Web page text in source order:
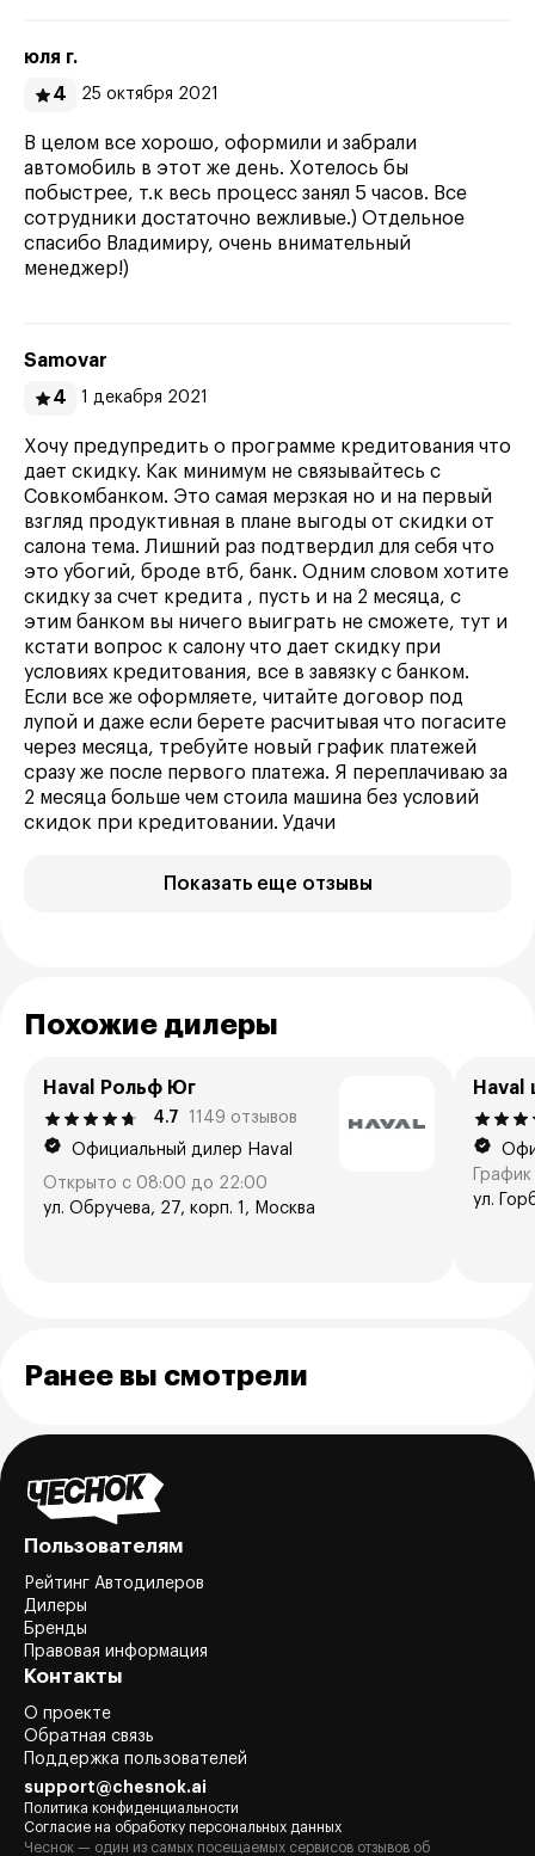
юля г.
4
25 октября 2021
В целом все хорошо, оформили и забрали
автомобиль в этот же день. Хотелось бы
побыстрее, т.к весь процесс занял 5 часов. Все
сотрудники достаточно вежливые.) Отдельное
спасибо Владимиру, очень внимательный
менеджер!)
Samovar
4
1 декабря 2021
Хочу предупредить о программе кредитования что
дает скидку. Как минимум не связывайтесь с
Совкомбанком. Это самая мерзкая но и на первый
взгляд продуктивная в плане выгоды от скидки от
салона тема. Лишний раз подтвердил для себя что
это убогий, броде втб, банк. Одним словом хотите
скидку за счет кредита , пусть и на 2 месяца, с
этим банком вы ничего выиграть не сможете, тут и
кстати вопрос к салону что дает скидку при
условиях кредитования, все в завязку с банком.
Если все же оформляете, читайте договор под
лупой и даже если берете расчитывая что погасите
через месяца, требуйте новый график платежей
сразу же после первого платежа. Я переплачиваю за
2 месяца больше чем стоила машина без условий
скидок при кредитовании. Удачи
Показать еще отзывы
Похожие дилеры
Haval Рольф Юг
4.7
1149 отзывов
Официальный дилер Haval
Открыто с 08:00 до 22:00
ул. Обручева, 27, корп. 1, Москва
Haval
ул.
Ранее вы смотрели
Пользователям
Рейтинг Автодилеров
Дилеры
Бренды
Правовая информация
Контакты
О проекте
Обратная связь
Поддержка пользователей
support@chesnok.ai
Политика конфиденциальности
Согласие на обработку персональных данных
Чеснок — один из самых посещаемых сервисов отзывов об